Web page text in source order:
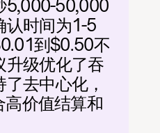
5,000-50,000
认时间为1-5
到$0.50不
升级优化了吞
去中心化，
价值结算和